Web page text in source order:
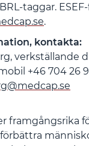
taggar.
.
kontakta:
verkställande
+46 704 26
framgångsrika